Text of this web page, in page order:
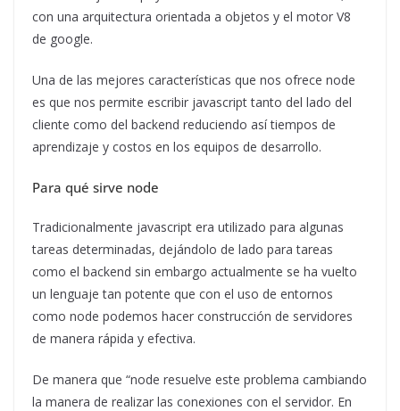
con una arquitectura orientada a objetos y el motor V8
de google.
Una de las mejores características que nos ofrece node
es que nos permite escribir javascript tanto del lado del
cliente como del backend reduciendo así tiempos de
aprendizaje y costos en los equipos de desarrollo.
Para qué sirve node
Tradicionalmente javascript era utilizado para algunas
tareas determinadas, dejándolo de lado para tareas
como el backend sin embargo actualmente se ha vuelto
un lenguaje tan potente que con el uso de entornos
como node podemos hacer construcción de servidores
de manera rápida y efectiva.
De manera que “node resuelve este problema cambiando
la manera de realizar las conexiones con el servidor. En